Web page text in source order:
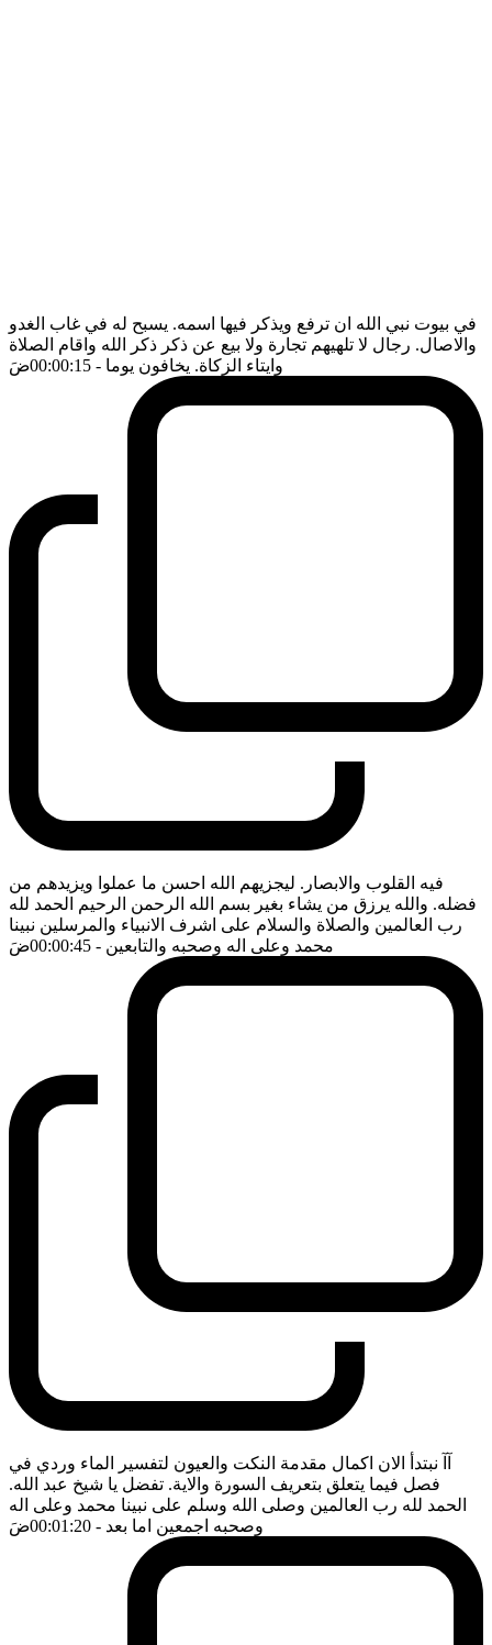
في بيوت نبي الله ان ترفع ويذكر فيها اسمه. يسبح له في غاب الغدو
والاصال. رجال لا تلهيهم تجارة ولا بيع عن ذكر ذكر الله واقام الصلاة
وايتاء الزكاة. يخافون يوما - 00:00:15 ضَ
فيه القلوب والابصار. ليجزيهم الله احسن ما عملوا ويزيدهم من
فضله. والله يرزق من يشاء بغير بسم الله الرحمن الرحيم الحمد لله
رب العالمين والصلاة والسلام على اشرف الانبياء والمرسلين نبينا
محمد وعلى اله وصحبه والتابعين - 00:00:45 ضَ
آآ نبتدأ الان اكمال مقدمة النكت والعيون لتفسير الماء وردي في
فصل فيما يتعلق بتعريف السورة والاية. تفضل يا شيخ عبد الله.
الحمد لله رب العالمين وصلى الله وسلم على نبينا محمد وعلى اله
وصحبه اجمعين اما بعد - 00:01:20 ضَ